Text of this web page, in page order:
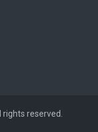
rights reserved.